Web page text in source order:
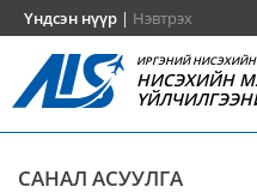
Үндсэн нүүр | Нэвтрэх
ИРГЭНИЙ
НИСЭХИЙН
САНАЛ АСУУЛГА